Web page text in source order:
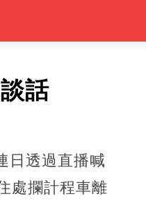
話
日透過直播喊
處攔計程車離